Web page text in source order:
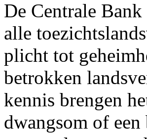
De Centrale
alle
plicht tot
betrokken
kennis brengen
dwangsom of